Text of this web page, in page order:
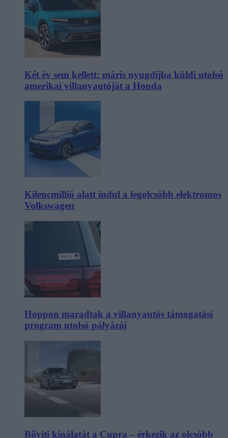
Két év sem kellett: máris nyugdíjba küldi utolsó
amerikai villanyautóját a Honda
Kilencmillió alatt indul a legolcsóbb elektromos
Volkswagen
Hoppon maradtak a villanyautós támogatási
program utolsó pályázói
Bővíti kínálatát a Cupra – érkezik az olcsóbb